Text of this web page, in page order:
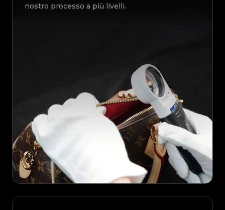
nostro processo a più livelli.